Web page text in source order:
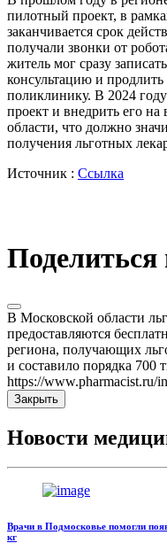
пилотный проект, в
заканчивается срок
получали звонки от
житель мог сразу
консультацию и
поликлинику. В 2024
проект и внедрить его
области, что должно
получения льготных
Источник : Ссылка
Поделиться
В Московской области
предоставляются
региона, получающих
и составило порядка 700
https://www.pharmacist.ru/
Закрыть
Новости
Врачи в Подмосковье помогли
кг